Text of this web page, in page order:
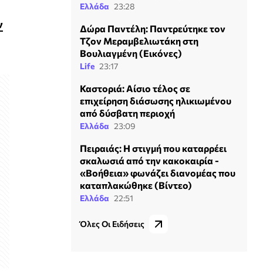
Ελλάδα 23:28
Δώρα Παντέλη: Παντρεύτηκε τον
Τζον Μεραμβελιωτάκη στη
Βουλιαγμένη (Εικόνες)
Life 23:17
Καστοριά: Αίσιο τέλος σε
επιχείρηση διάσωσης ηλικιωμένου
από δύσβατη περιοχή
Ελλάδα 23:09
Πειραιάς: Η στιγμή που καταρρέει
σκαλωσιά από την κακοκαιρία -
«Βοήθεια» φωνάζει διανομέας που
καταπλακώθηκε (Βίντεο)
Ελλάδα 22:51
Όλες Οι Ειδήσεις